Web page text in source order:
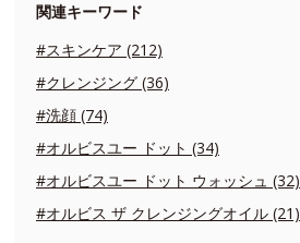
関連キーワード
#スキンケア (212)
#クレンジング (36)
#洗顔 (74)
#オルビスユー ドット (34)
#オルビスユー ドット ウォッシュ (32)
#オルビス ザ クレンジングオイル (21)